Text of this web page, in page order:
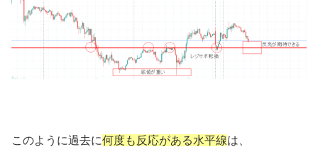
このように過去に何度も反応がある水平線は、